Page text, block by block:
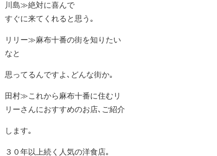
川島≫絶対に喜んで
すぐに来てくれると思う｡
リリー≫麻布十番の街を知りたい
なと
思ってるんですよ､どんな街か｡
田村≫これから麻布十番に住むリ
リーさんにおすすめのお店､ご紹介
します｡
３０年以上続く人気の洋食店｡